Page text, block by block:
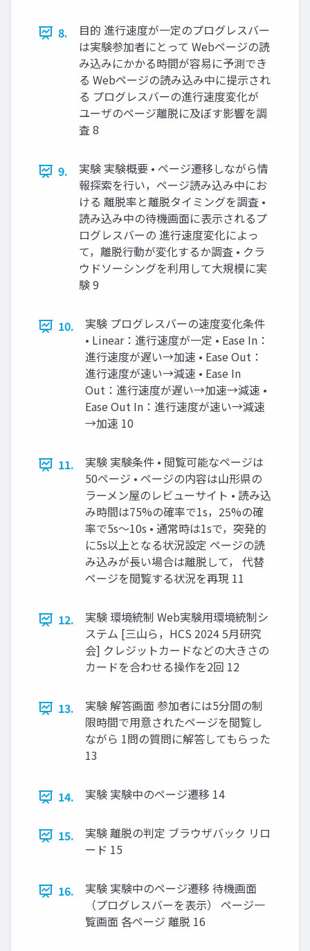
8.
目的 進行速度が一定のプログレスバー
は実験参加者にとって Webページの読
み込みにかかる時間が容易に予測でき
る Webページの読み込み中に提示され
る プログレスバーの進行速度変化が
ユーザのページ離脱に及ぼす影響を調
査 8
9.
実験 実験概要 • ページ遷移しながら情
報探索を行い，ページ読み込み中にお
ける 離脱率と離脱タイミングを調査 •
読み込み中の待機画面に表示されるプ
ログレスバーの 進行速度変化によっ
て，離脱行動が変化するか調査 • クラ
ウドソーシングを利用して大規模に実
験 9
10.
実験 プログレスバーの速度変化条件
• Linear：進行速度が一定 • Ease In：
進行速度が遅い→加速 • Ease Out：
進行速度が速い→減速 • Ease In
Out：進行速度が遅い→加速→減速 •
Ease Out In：進行速度が速い→減速
→加速 10
11.
実験 実験条件 • 閲覧可能なページは
50ページ • ページの内容は山形県の
ラーメン屋のレビューサイト • 読み込
み時間は75%の確率で1s，25%の確
率で5s〜10s • 通常時は1sで，突発的
に5s以上となる状況設定 ページの読
み込みが長い場合は離脱して， 代替
ページを閲覧する状況を再現 11
12.
実験 環境統制 Web実験用環境統制シ
ステム [三山ら，HCS 2024 5月研究
会] クレジットカードなどの大きさの
カードを合わせる操作を2回 12
13.
実験 解答画面 参加者には5分間の制
限時間で用意されたページを閲覧し
ながら 1問の質問に解答してもらった
13
14. 実験 実験中のページ遷移 14
15.
実験 離脱の判定 ブラウザバック リロ
ード 15
16.
実験 実験中のページ遷移 待機画面
（プログレスバーを表示） ページ一
覧画面 各ページ 離脱 16